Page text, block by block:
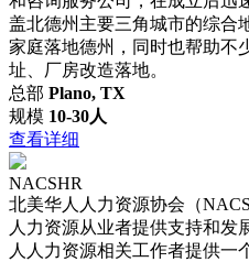
盖北德州主要三角城市的综合
家庭落地德州，同时也帮助不
址、厂房改造落地。
总部 Plano, TX
规模 10-30人
查看详细
NACSHR
北美华人人力资源协会（
人力资源从业者提供支持和发
人人力资源相关工作者提供一